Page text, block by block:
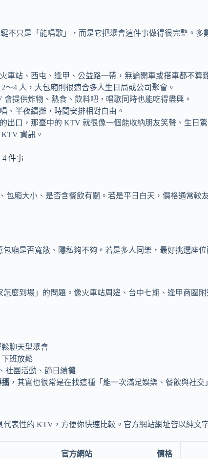
不只是「能唱歌」，而是它把聚會這件事做得很完整。
車站、西屯、逢甲、公益路一帶，無論開車或搭車都不算
2～4 人，大包廂則很適合多人生日局或公司聚會。
會提供炸物、熱食、飲料吧，唱歌同時也能吃得盡興。
、半夜續攤，時間安排相對自由。
出口，那臺中的 KTV 就很像一個能收納朋友笑聲、生日
資訊。
4 件事
包廂大小、是否含餐飲有關。若是平日白天，價格通常較
廂是否寬敞、隱私夠不夠。若是多人同樂，最好挑選座
麼到場」的問題。像火車站周邊、台中七期、逢甲商圈
聊天型聚會
班放鬆
社團活動、節日續攤
播 ，其實也很常是在找這種「能一次滿足娛樂、餐飲與社
表性的 KTV，方便你快速比較。官方網站網址皆以純文
官方網站 價格